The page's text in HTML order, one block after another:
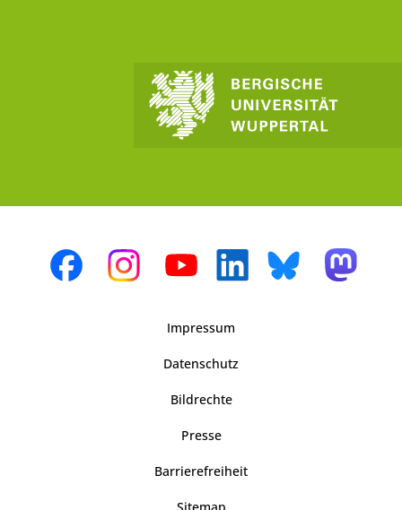
Impressum
Datenschutz
Bildrechte
Presse
Barrierefreiheit
Sitemap